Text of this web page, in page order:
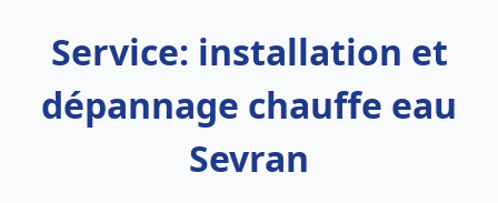
Service: installation et
dépannage chauffe eau
Sevran